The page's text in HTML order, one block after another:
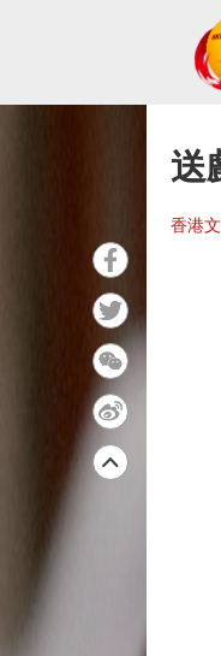
送
香港